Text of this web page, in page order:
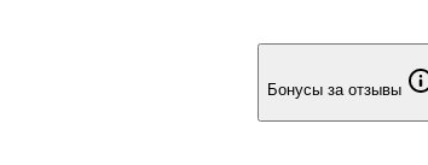
Бонусы за отзывы